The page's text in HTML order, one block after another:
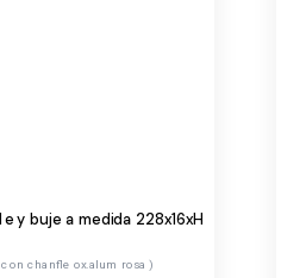
y buje a medida 228x16xH
con chanfle ox.alum rosa